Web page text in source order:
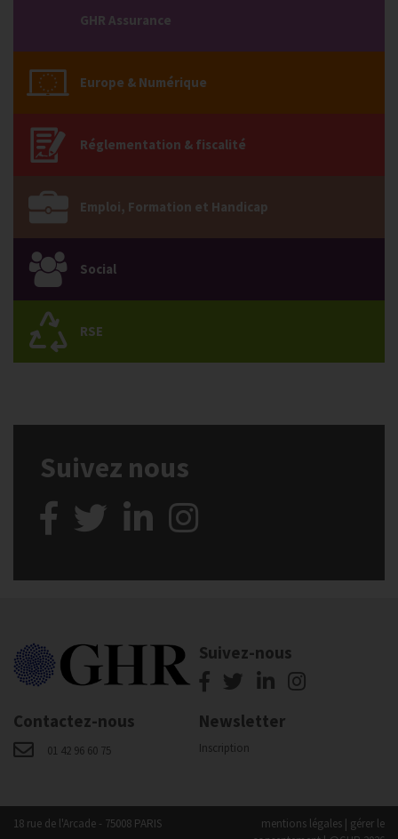
GHR Assurance
Europe & Numérique
Réglementation & fiscalité
Emploi, Formation et Handicap
Social
RSE
Suivez nous
Suivez-nous
Contactez-nous
01 42 96 60 75
Newsletter
Inscription
18 rue de l'Arcade - 75008 PARIS mentions légales | gérer le